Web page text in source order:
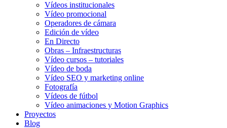
Vídeos institucionales
Vídeo promocional
Operadores de cámara
Edición de vídeo
En Directo
Obras – Infraestructuras
Vídeo cursos – tutoriales
Vídeo de boda
Vídeo SEO y marketing online
Fotografía
Vídeos de fútbol
Vídeo animaciones y Motion Graphics
Proyectos
Blog